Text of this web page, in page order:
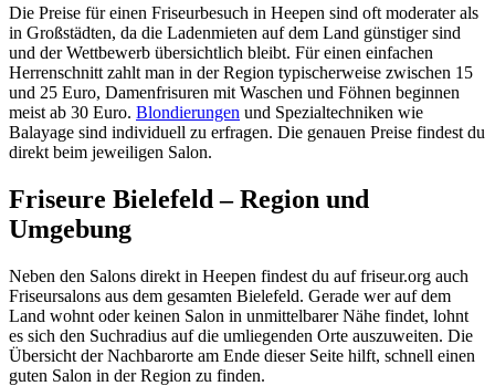
Die Preise für einen Friseurbesuch in Heepen sind oft moderater als
in Großstädten, da die Ladenmieten auf dem Land günstiger sind
und der Wettbewerb übersichtlich bleibt. Für einen einfachen
Herrenschnitt zahlt man in der Region typischerweise zwischen 15
und 25 Euro, Damenfrisuren mit Waschen und Föhnen beginnen
meist ab 30 Euro. Blondierungen und Spezialtechniken wie
Balayage sind individuell zu erfragen. Die genauen Preise findest du
direkt beim jeweiligen Salon.
Friseure Bielefeld – Region und
Umgebung
Neben den Salons direkt in Heepen findest du auf friseur.org auch
Friseursalons aus dem gesamten Bielefeld. Gerade wer auf dem
Land wohnt oder keinen Salon in unmittelbarer Nähe findet, lohnt
es sich den Suchradius auf die umliegenden Orte auszuweiten. Die
Übersicht der Nachbarorte am Ende dieser Seite hilft, schnell einen
guten Salon in der Region zu finden.